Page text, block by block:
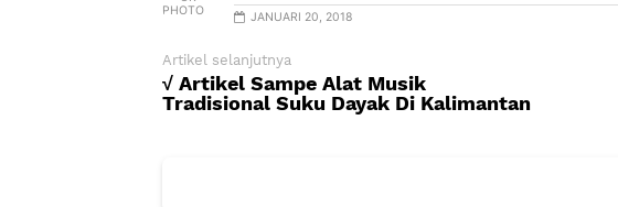
JANUARI 20, 2018
Artikel selanjutnya
√ Artikel Sampe Alat Musik
Tradisional Suku Dayak Di Kalimantan